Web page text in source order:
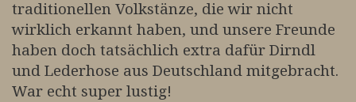
traditionellen Volkstänze, die wir nicht
wirklich erkannt haben, und unsere Freunde
haben doch tatsächlich extra dafür Dirndl
und Lederhose aus Deutschland mitgebracht.
War echt super lustig!